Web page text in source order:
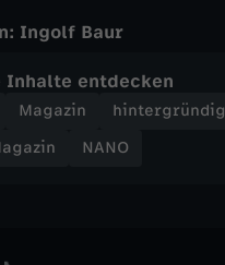
Ingolf Baur
Inhalte entdecken
Magazin
hintergründig
NANO